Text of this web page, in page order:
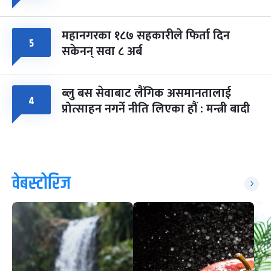
५ महानगरका १८७ सहकारीले फिर्ता दिन
सकेनन् सवा ८ अर्ब
४ ब्लु बस सेवाबाट लैंगिक असमानतालाई
प्रोत्साहन नगर्ने नीति लिएका हौं : मन्त्री बादी
वेबस्टोरिज